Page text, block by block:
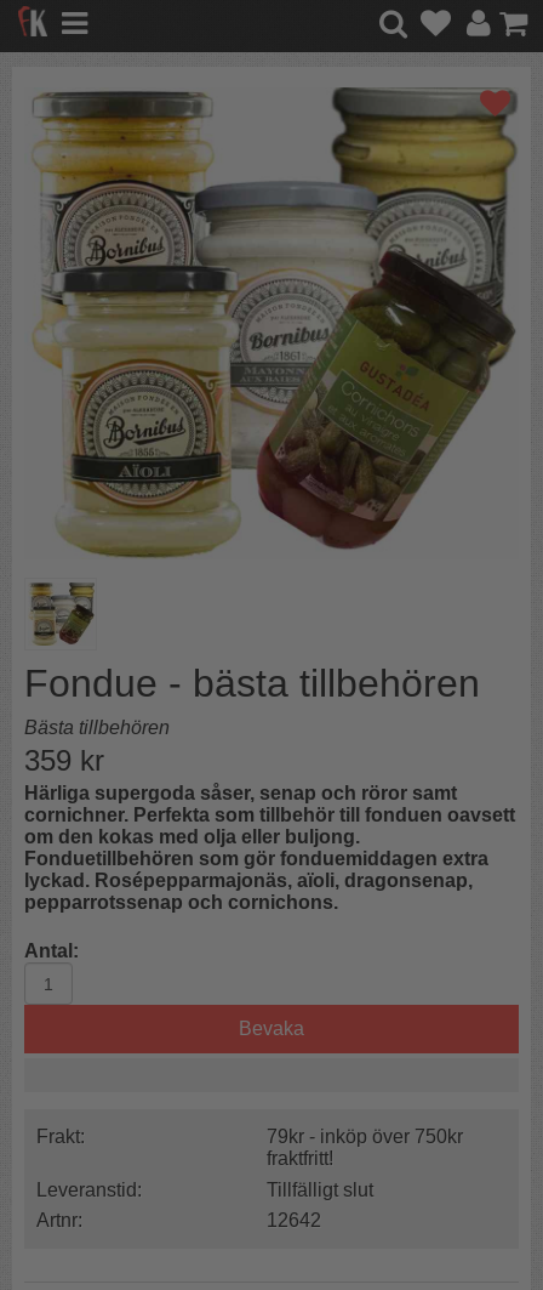
Fondue - bästa tillbehören
Bästa tillbehören
359 kr
Härliga supergoda såser, senap och röror samt
cornichner. Perfekta som tillbehör till fonduen oavsett
om den kokas med olja eller buljong.
Fonduetillbehören som gör fonduemiddagen extra
lyckad. Rosépepparmajonäs, aïoli, dragonsenap,
pepparrotssenap och cornichons.
Antal:
Bevaka
Frakt:
79kr - inköp över 750kr
fraktfritt!
Leveranstid:
Tillfälligt slut
Artnr:
12642